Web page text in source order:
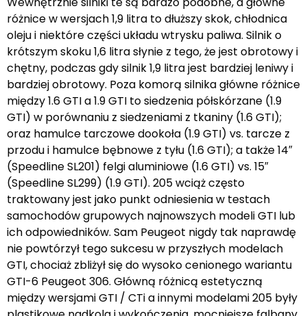
różnice w wersjach 1,9 litra to dłuższy skok, chłodnica
oleju i niektóre części układu wtrysku paliwa. Silnik o
krótszym skoku 1,6 litra słynie z tego, że jest obrotowy i
chętny, podczas gdy silnik 1,9 litra jest bardziej leniwy i
bardziej obrotowy. Poza komorą silnika główne różnice
między 1.6 GTI a 1.9 GTI to siedzenia półskórzane (1.9
GTI) w porównaniu z siedzeniami z tkaniny (1.6 GTI);
oraz hamulce tarczowe dookoła (1.9 GTI) vs. tarcze z
przodu i hamulce bębnowe z tyłu (1.6 GTI); a także 14″
(Speedline SL201) felgi aluminiowe (1.6 GTI) vs. 15″
(Speedline SL299) (1.9 GTI). 205 wciąż często
traktowany jest jako punkt odniesienia w testach
samochodów grupowych najnowszych modeli GTI lub
ich odpowiedników. Sam Peugeot nigdy tak naprawdę
nie powtórzył tego sukcesu w przyszłych modelach
GTI, chociaż zbliżył się do wysoko cenionego wariantu
GTI-6 Peugeot 306. Główną różnicą estetyczną
między wersjami GTI / CTi a innymi modelami 205 były